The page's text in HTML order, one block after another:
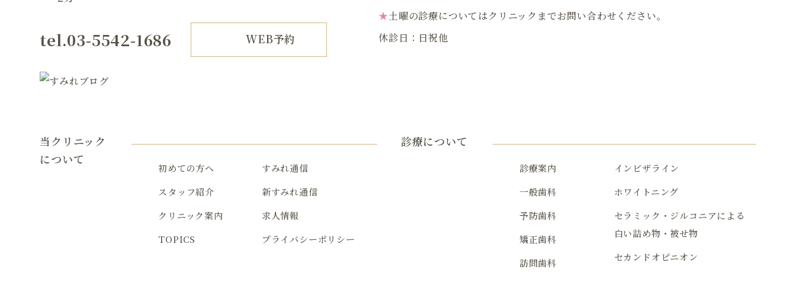
tel.03-5542-1686 WEB予約
★土曜の診療についてはクリニックまでお問い合わせください。
休診日：日祝他
当クリニック
について
初めての方へ
スタッフ紹介
クリニック案内
TOPICS
すみれ通信
新すみれ通信
求人情報
プライバシーポリシー
診療について
診療案内
一般歯科
予防歯科
矯正歯科
訪問歯科
インビザライン
ホワイトニング
セラミック・ジルコニアによる
白い詰め物・被せ物
セカンドオピニオン